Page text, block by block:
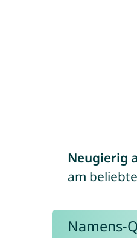
Neugierig
am
Namens-